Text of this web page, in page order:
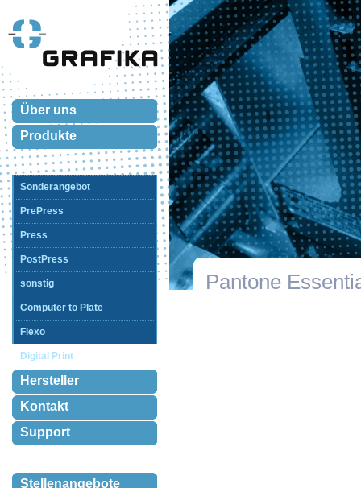
Pantone
Über uns
Produkte
Sonderangebot
PrePress
Press
PostPress
sonstig
Computer to Plate
Flexo
Digital Print
Hersteller
Kontakt
Support
Stellenangebote